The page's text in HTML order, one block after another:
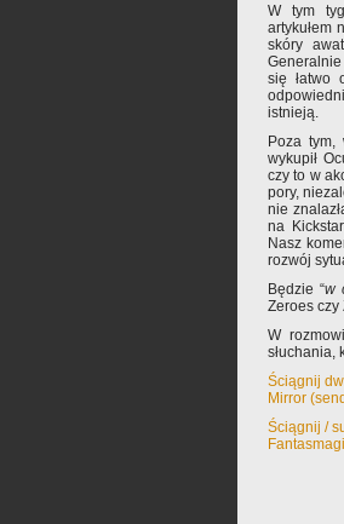
W tym
artykułem
skóry
Generalnie
się łatwo
istnieją.
Poza tym,
wykupił
czy to w
pory,
nie
na
Nasz
rozwój
Będzie “w
Zeroes czy
W
słuchania,
Ściągnij
Mirror
Ściągnij /